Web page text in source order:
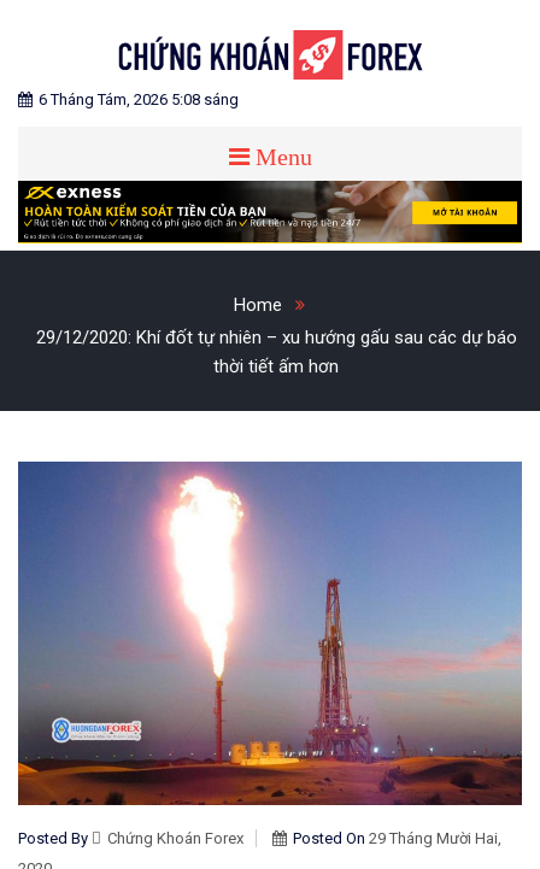
CHỨNG KHOÁN FOREX
Blog chia sẻ về Chứng Khoán và Forex
6 Tháng Tám, 2026 5:08 sáng
Menu
Home
29/12/2020: Khí đốt tự nhiên – xu hướng gấu sau các dự báo
thời tiết ấm hơn
Posted By Chứng Khoán Forex Posted On 29 Tháng Mười Hai,